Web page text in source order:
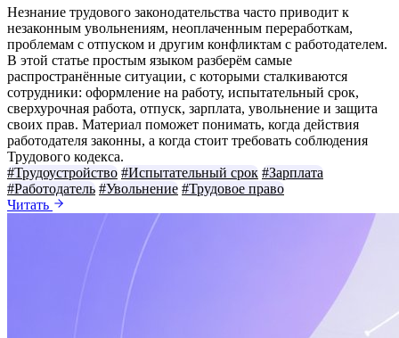
Незнание трудового законодательства часто приводит к
незаконным увольнениям, неоплаченным переработкам,
проблемам с отпуском и другим конфликтам с работодателем.
В этой статье простым языком разберём самые
распространённые ситуации, с которыми сталкиваются
сотрудники: оформление на работу, испытательный срок,
сверхурочная работа, отпуск, зарплата, увольнение и защита
своих прав. Материал поможет понимать, когда действия
работодателя законны, а когда стоит требовать соблюдения
Трудового кодекса.
#Трудоустройство #Испытательный срок #Зарплата
#Работодатель #Увольнение #Трудовое право
Читать